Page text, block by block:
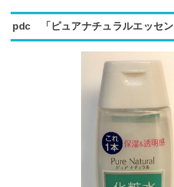
pdc 「ピュアナチュラルエッセン